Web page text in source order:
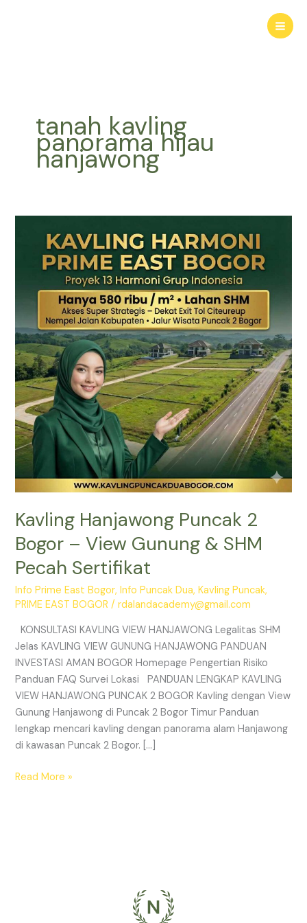
tanah kavling
panorama hijau
hanjawong
Kavling Hanjawong Puncak 2
Bogor – View Gunung & SHM
Pecah Sertifikat
Info Prime East Bogor,Info Puncak Dua,Kavling Puncak,
PRIME EAST BOGOR /rdalandacademy@gmail.com
KONSULTASI KAVLING VIEW HANJAWONG Legalitas SHM
Jelas KAVLING VIEW GUNUNG HANJAWONG PANDUAN
INVESTASI AMAN BOGOR Homepage Pengertian Risiko
Panduan FAQ Survei Lokasi PANDUAN LENGKAP KAVLING
VIEW HANJAWONG PUNCAK 2 BOGOR Kavling dengan View
Gunung Hanjawong di Puncak 2 Bogor Timur Panduan
lengkap mencari kavling dengan panorama alam Hanjawong
di kawasan Puncak 2 Bogor. […]
Hanjawong
Puncak
Bogor
Gunung
&
SHM
Pecah
Sertifikat
Read More »